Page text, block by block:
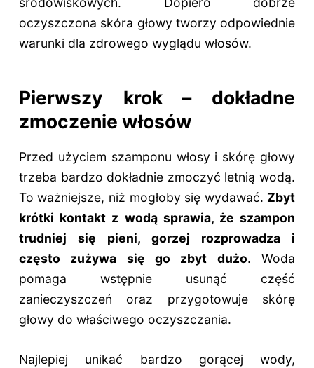
oczyszczona skóra głowy tworzy odpowiednie
warunki dla zdrowego wyglądu włosów.
Pierwszy krok – dokładne
zmoczenie włosów
Przed użyciem szamponu włosy i skórę głowy
trzeba bardzo dokładnie zmoczyć letnią wodą.
To ważniejsze, niż mogłoby się wydawać. Zbyt
krótki kontakt z wodą sprawia, że szampon
trudniej się pieni, gorzej rozprowadza i
często zużywa się go zbyt dużo. Woda
pomaga wstępnie usunąć część
zanieczyszczeń oraz przygotowuje skórę
głowy do właściwego oczyszczania.
Najlepiej unikać bardzo gorącej wody,